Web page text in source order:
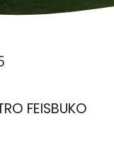
FEISBUKO